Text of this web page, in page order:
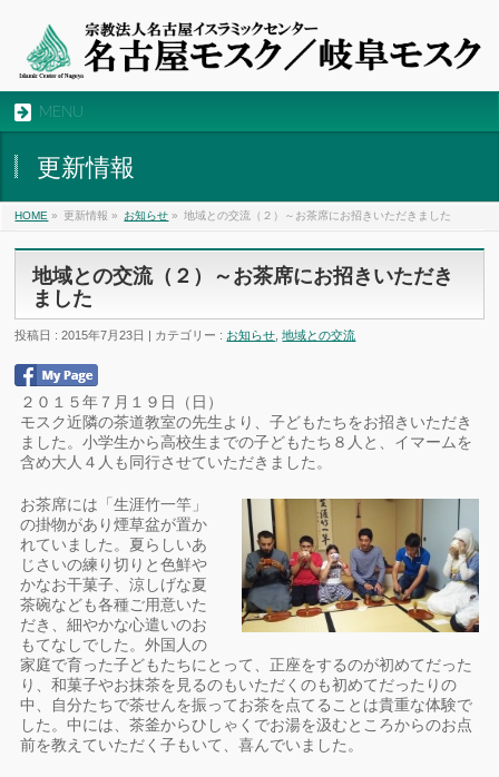
MENU
更新情報
HOME » 更新情報 » お知らせ » 地域との交流（２）～お茶席にお招きいただきました
地域との交流（２）～お茶席にお招きいただき
ました
投稿日 : 2015年7月23日 | カテゴリー : お知らせ ,地域との交流
２０１５年７月１９日（日）
モスク近隣の茶道教室の先生より、子どもたちをお招きいただき
ました。小学生から高校生までの子どもたち８人と、イマームを
含め大人４人も同行させていただきました。
お茶席には「生涯竹一竿」
の掛物があり煙草盆が置か
れていました。夏らしいあ
じさいの練り切りと色鮮や
かなお干菓子、涼しげな夏
茶碗なども各種ご用意いた
だき、細やかな心遣いのお
もてなしでした。外国人の
家庭で育った子どもたちにとって、正座をするのが初めてだった
り、和菓子やお抹茶を見るのもいただくのも初めてだったりの
中、自分たちで茶せんを振ってお茶を点てることは貴重な体験で
した。中には、茶釜からひしゃくでお湯を汲むところからのお点
前を教えていただく子もいて、喜んでいました。